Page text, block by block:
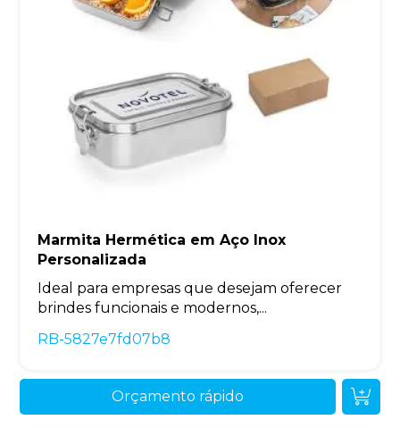
Marmita Hermética em Aço Inox
Personalizada
Ideal para empresas que desejam oferecer
brindes funcionais e modernos,...
RB-5827e7fd07b8
Orçamento rápido